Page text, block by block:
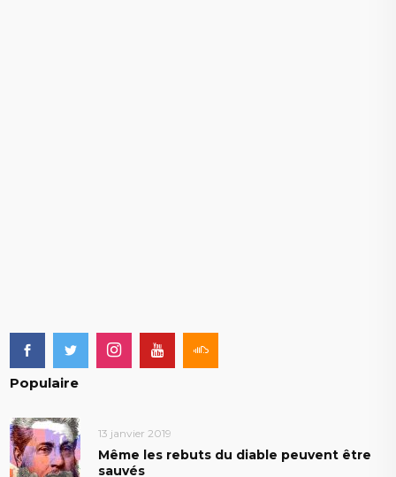
Populaire
13 janvier 2019
Même les rebuts du diable peuvent être
sauvés